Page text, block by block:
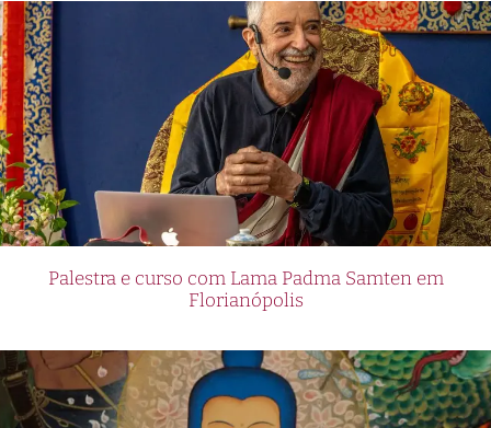
Palestra e curso com Lama Padma Samten em
Florianópolis